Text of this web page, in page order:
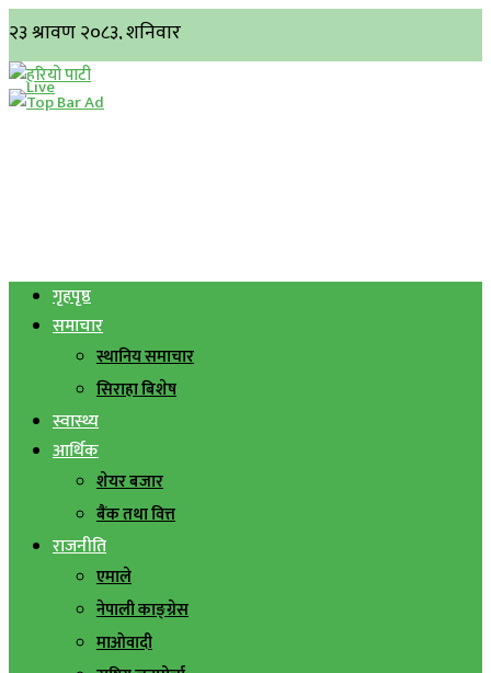
गृहपृष्ठ
समाचार
स्थानिय समाचार
सिराहा बिशेष
स्वास्थ्य
आर्थिक
शेयर बजार
बैंक तथा वित्त
राजनीति
एमाले
नेपाली काङ्ग्रेस
माओवादी